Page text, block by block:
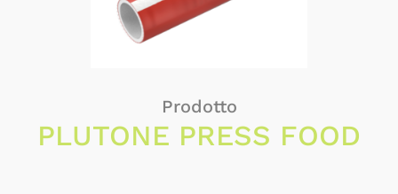
Prodotto
PLUTONE PRESS FOOD